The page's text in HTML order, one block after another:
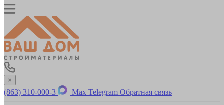
×
(863) 310-000-3 Max Telegram Обратная связь